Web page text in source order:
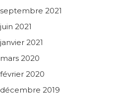
septembre 2021
juin 2021
janvier 2021
mars 2020
février 2020
décembre 2019